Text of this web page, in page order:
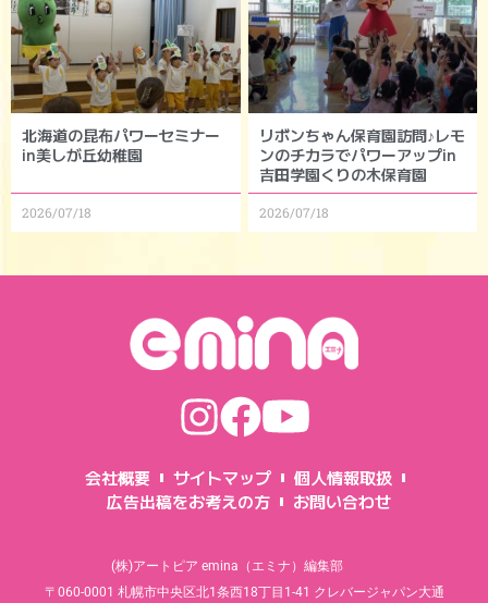
北海道の昆布パワーセミナー
in美しが丘幼稚園
2026/07/18
リボンちゃん保育園訪問♪レモ
ンのチカラでパワーアップin
吉田学園くりの木保育園
2026/07/18
会社概要 サイトマップ
個人情報取扱
広告出稿をお考えの方
お問い合わせ
(株)アートピア emina（エミナ）編集部
〒060-0001 札幌市中央区北1条西18丁目1-41 クレバージャパン大通